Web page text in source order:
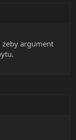
żeby argument